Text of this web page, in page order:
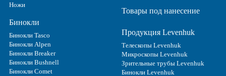
Ножи
Бинокли
Бинокли Tasco
Бинокли Alpen
Бинокли Breaker
Бинокли Bushnell
Бинокли Comet
Товары под нанесение
Продукция Levenhuk
Телескопы Levenhuk
Микроскопы Levenhuk
Зрительные трубы Levenhuk
Бинокли Levenhuk